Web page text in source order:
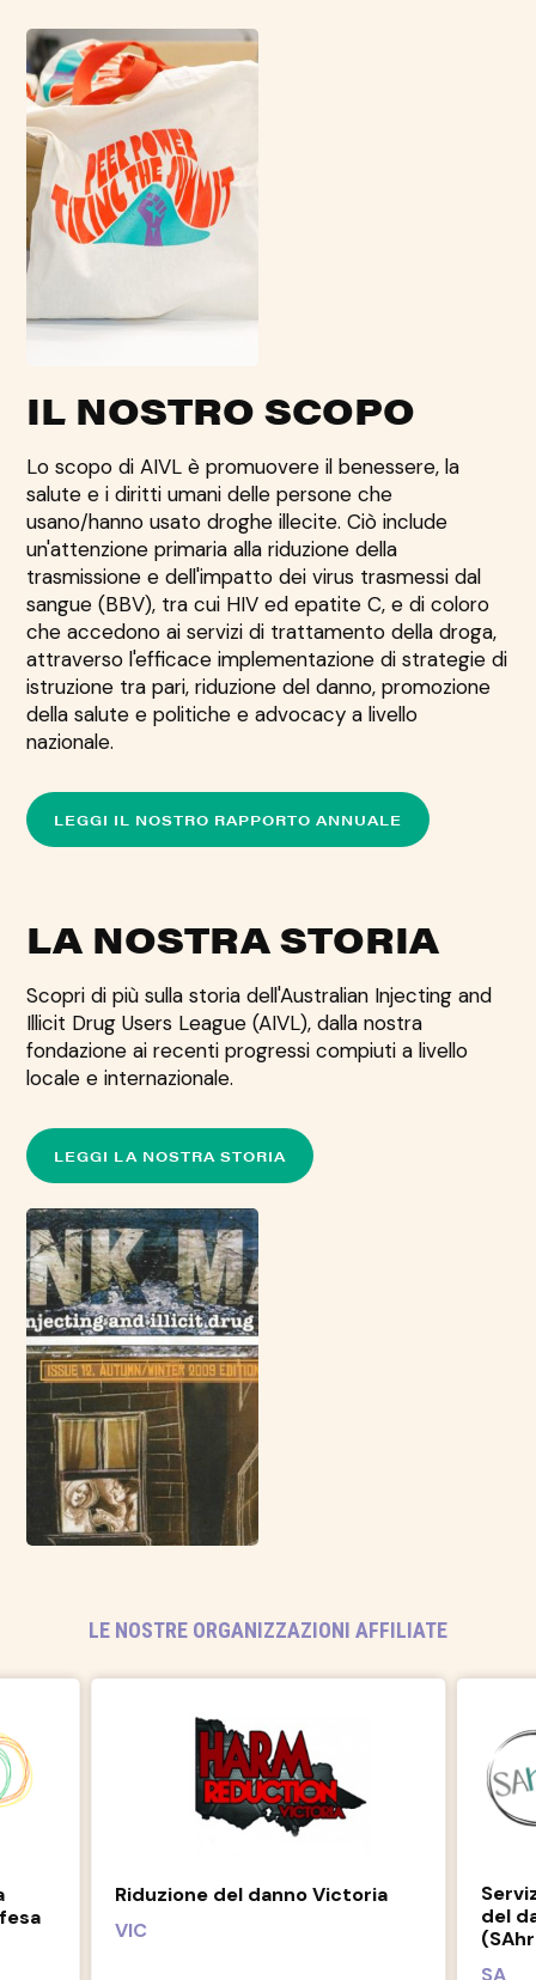
IL NOSTRO SCOPO
Lo scopo di AIVL è promuovere il benessere, la
salute e i diritti umani delle persone che
usano/hanno usato droghe illecite. Ciò include
un'attenzione primaria alla riduzione della
trasmissione e dell'impatto dei virus trasmessi dal
sangue (BBV), tra cui HIV ed epatite C, e di coloro
che accedono ai servizi di trattamento della droga,
attraverso l'efficace implementazione di strategie di
istruzione tra pari, riduzione del danno, promozione
della salute e politiche e advocacy a livello
nazionale.
LEGGI IL NOSTRO RAPPORTO ANNUALE
LA NOSTRA STORIA
Scopri di più sulla storia dell'Australian Injecting and
Illicit Drug Users League (AIVL), dalla nostra
fondazione ai recenti progressi compiuti a livello
locale e internazionale.
LEGGI LA NOSTRA STORIA
LE NOSTRE ORGANIZZAZIONI AFFILIATE
Servizi tra pari per la riduzione
(SAhrps)
del
NT